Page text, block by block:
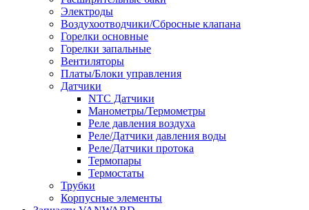
Электроды
Воздухоотводчики/Сбросные клапана
Горелки основные
Горелки запальные
Вентиляторы
Платы/Блоки управления
Датчики
NTC Датчики
Манометры/Термометры
Реле давления воздуха
Реле/Датчики давления воды
Реле/Датчики протока
Термопары
Термостаты
Трубки
Корпусные элементы